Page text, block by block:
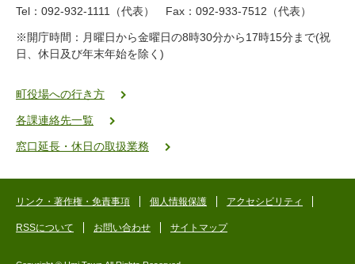
-
5
5
ク
二
ゴ
Tel：092-932-1111（代表） Fax：092-933-7512（代表）
※開庁時間：月曜日から金曜日の8時30分から17時15分まで(祝
日、休日及び年末年始を除く)
町役場への行き方
各課連絡先一覧
窓口延長・休日の取扱業務
リンク・著作権・免責事項 個人情報保護 アクセシビリティ
RSSについて お問い合わせ サイトマップ